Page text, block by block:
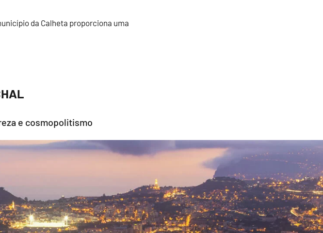
da Calheta proporciona uma
e cosmopolitismo